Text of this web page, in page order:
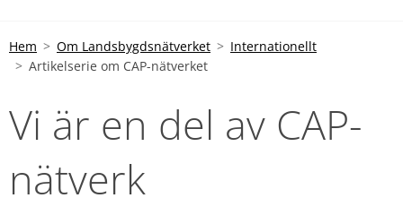
Hem Om Landsbygdsnätverket
Internationellt
Artikelserie om CAP-nätverket
Vi är en del av CAP-
nätverk